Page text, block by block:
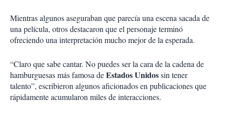
Mientras algunos aseguraban que parecía una escena sacada de
una película, otros destacaron que el personaje terminó
ofreciendo una interpretación mucho mejor de la esperada.
“Claro que sabe cantar. No puedes ser la cara de la cadena de
hamburguesas más famosa deEstados Unidossin tener
talento”, escribieron algunos aficionados en publicaciones que
rápidamente acumularon miles de interacciones.